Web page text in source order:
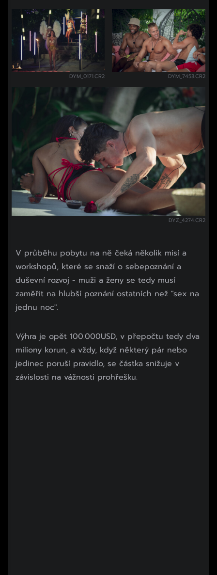
DYM_0171.CR2 DYM_7453.CR2
DYZ_4274.CR2
V průběhu pobytu na ně čeká několik misí a
workshopů, které se snaží o sebepoznání a
duševní rozvoj - muži a ženy se tedy musí
zaměřit na hlubší poznání ostatních než "sex na
jednu noc".
Začátek reklamy
Konec reklamy
Výhra je opět 100.000USD, v přepočtu tedy dva
miliony korun, a vždy, když některý pár nebo
jedinec poruší pravidlo, se částka snižuje v
závislosti na vážnosti prohřešku.